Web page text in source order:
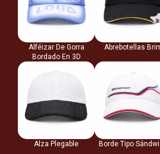
Alféizar De Gorra
Bordado En 3D
Abrebotellas
Alza Plegable Borde Tipo